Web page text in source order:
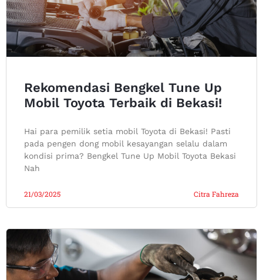
Rekomendasi Bengkel Tune Up
Mobil Toyota Terbaik di Bekasi!
Hai para pemilik setia mobil Toyota di Bekasi! Pasti
pada pengen dong mobil kesayangan selalu dalam
kondisi prima? Bengkel Tune Up Mobil Toyota Bekasi
Nah
Citra Fahreza
21/03/2025